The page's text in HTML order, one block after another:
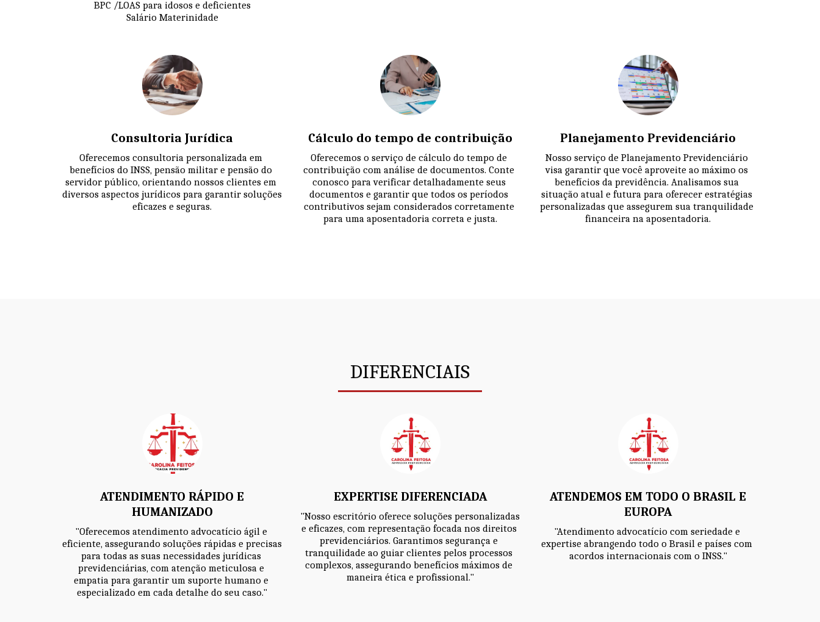
BPC /LOAS para idosos e deficientes
Salário Materinidade
Consultoria Jurídica
Oferecemos consultoria personalizada em
benefícios do INSS, pensão militar e pensão do
servidor público, orientando nossos clientes em
diversos aspectos jurídicos para garantir soluções
eficazes e seguras.
Cálculo do tempo de contribuição
Oferecemos o serviço de cálculo do tempo de
contribuição com análise de documentos. Conte
conosco para verificar detalhadamente seus
documentos e garantir que todos os períodos
contributivos sejam considerados corretamente
para uma aposentadoria correta e justa.
Planejamento Previdenciário
Nosso serviço de Planejamento Previdenciário
visa garantir que você aproveite ao máximo os
benefícios da previdência. Analisamos sua
situação atual e futura para oferecer estratégias
personalizadas que assegurem sua tranquilidade
financeira na aposentadoria.
DIFERENCIAIS
ATENDIMENTO RÁPIDO E
HUMANIZADO
"Oferecemos atendimento advocatício ágil e
eficiente, assegurando soluções rápidas e precisas
para todas as suas necessidades jurídicas
previdenciárias, com atenção meticulosa e
empatia para garantir um suporte humano e
especializado em cada detalhe do seu caso."
EXPERTISE DIFERENCIADA
"Nosso escritório oferece soluções personalizadas
e eficazes, com representação focada nos direitos
previdenciários. Garantimos segurança e
tranquilidade ao guiar clientes pelos processos
complexos, assegurando benefícios máximos de
maneira ética e profissional."
ATENDEMOS EM TODO O BRASIL E
EUROPA
"Atendimento advocatício com seriedade e
expertise abrangendo todo o Brasil e países com
acordos internacionais com o INSS."